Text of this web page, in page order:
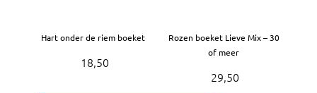
Hart onder de riem boeket
18,50
Rozen boeket Lieve Mix – 30
of meer
29,50